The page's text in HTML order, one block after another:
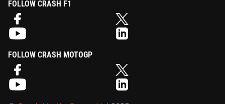
FOLLOW CRASH F1
FOLLOW CRASH MOTOGP